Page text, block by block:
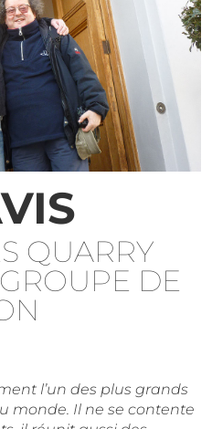
QUARRY
DE
l’un des plus grands
monde. Il ne se contente